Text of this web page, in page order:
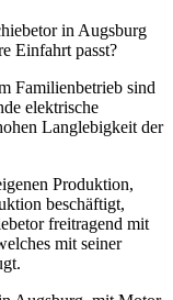
in Augsburg
Einfahrt passt?
Familienbetrieb sind
elektrische
Langlebigkeit der
Produktion,
beschäftigt,
freitragend mit
mit seiner